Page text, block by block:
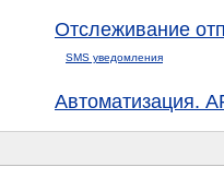
Отслеживание
SMS уведомления
Автоматизация.